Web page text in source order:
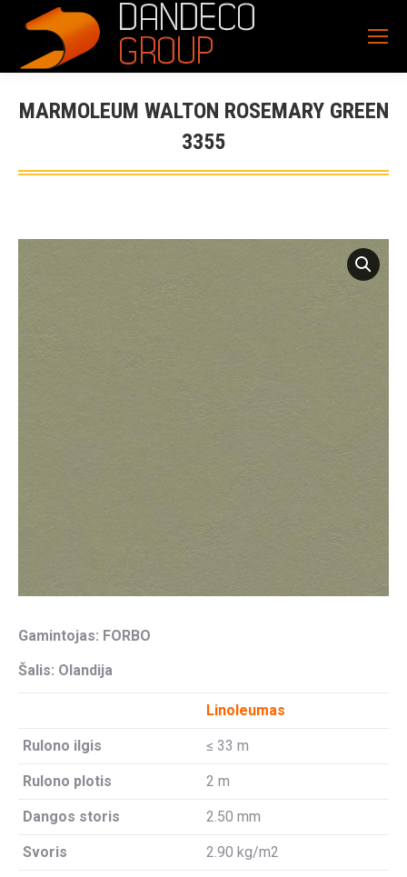
MARMOLEUM WALTON ROSEMARY GREEN
3355
Gamintojas: FORBO
Šalis: Olandija
Linoleumas
Rulono ilgis ≤ 33 m
Rulono plotis 2 m
Dangos storis 2.50 mm
Svoris 2.90 kg/m2